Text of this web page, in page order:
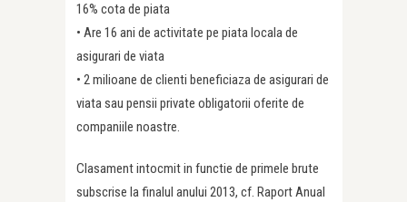
16% cota de piata
• Are 16 ani de activitate pe piata locala de
asigurari de viata
• 2 milioane de clienti beneficiaza de asigurari de
viata sau pensii private obligatorii oferite de
companiile noastre.
Clasament intocmit in functie de primele brute
subscrise la finalul anului 2013, cf. Raport Anual